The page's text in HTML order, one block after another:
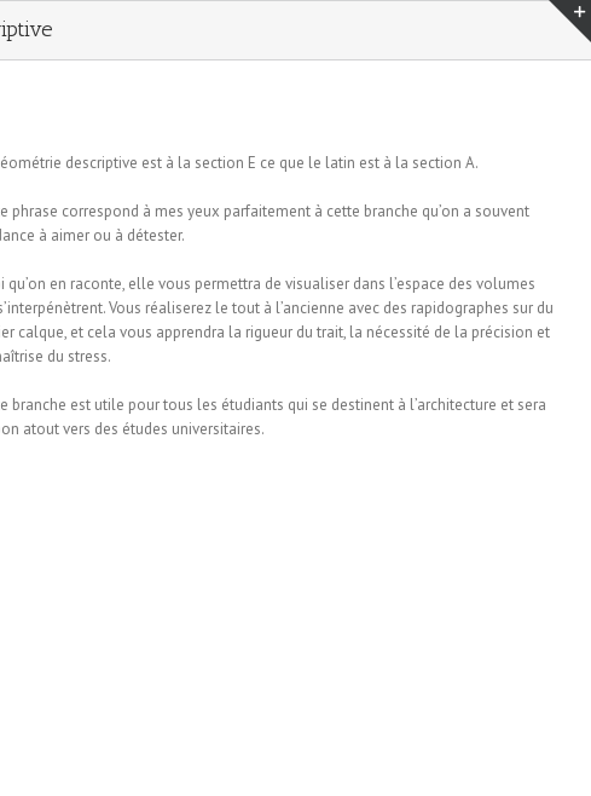
descriptive est à la section E ce que le latin est à la section A.
phrase correspond à mes yeux parfaitement à cette branche qu’on a souvent
à aimer ou à détester.
qu’on en raconte, elle vous permettra de visualiser dans l’espace des volumes
Vous réaliserez le tout à l’ancienne avec des rapidographes sur du
calque, et cela vous apprendra la rigueur du trait, la nécessité de la précision et
du stress.
branche est utile pour tous les étudiants qui se destinent à l’architecture et sera
atout vers des études universitaires.